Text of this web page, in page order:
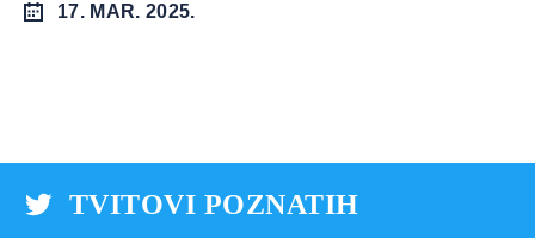
17. MAR. 2025.
TVITOVI POZNATIH